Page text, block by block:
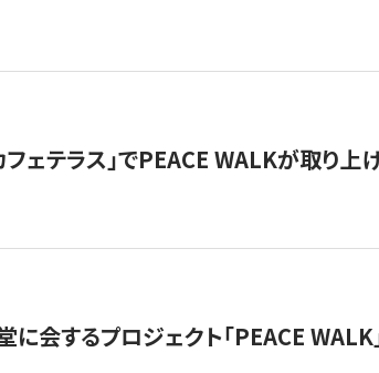
ェテラス」でPEACE WALKが取り上
会するプロジェクト「PEACE WALK